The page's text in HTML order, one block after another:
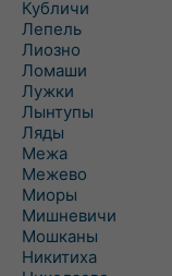
Кубличи
Лепель
Лиозно
Ломаши
Лужки
Лынтупы
Ляды
Межа
Межево
Миоры
Мишневичи
Мошканы
Никитиха